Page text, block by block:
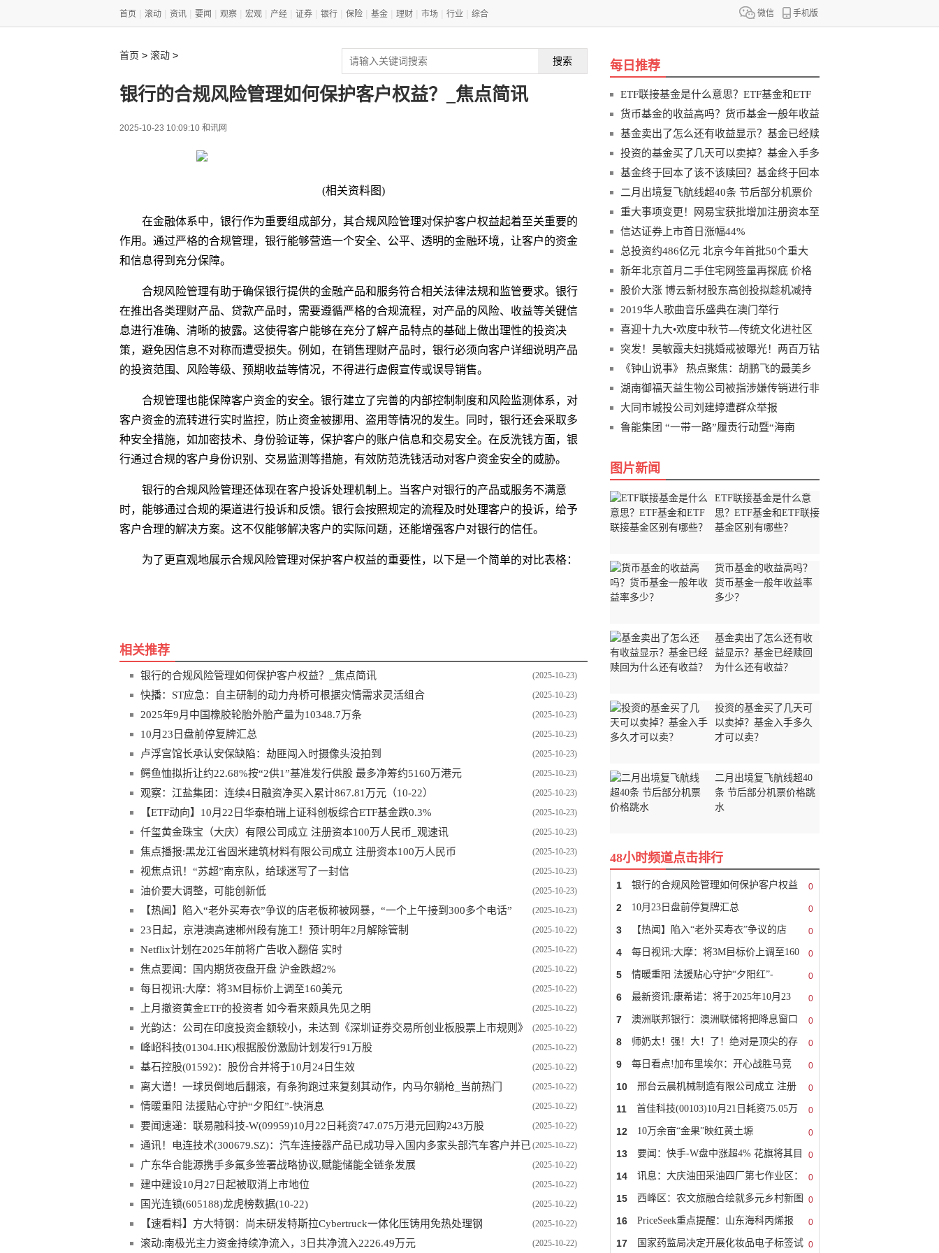
微信 手机版
首页 滚动 资讯 要闻 观察 宏观 产经 证券 银行 保险 基金 理财 市场 行业 综合
首页 > 滚动 > 搜索
银行的合规风险管理如何保护客户权益？_焦点简讯
2025-10-23 10:09:10 和讯网
(相关资料图)
在金融体系中，银行作为重要组成部分，其合规风险管理对保护客户权益起着至关重要的
作用。通过严格的合规管理，银行能够营造一个安全、公平、透明的金融环境，让客户的资金
和信息得到充分保障。
合规风险管理有助于确保银行提供的金融产品和服务符合相关法律法规和监管要求。银行
在推出各类理财产品、贷款产品时，需要遵循严格的合规流程，对产品的风险、收益等关键信
息进行准确、清晰的披露。这使得客户能够在充分了解产品特点的基础上做出理性的投资决
策，避免因信息不对称而遭受损失。例如，在销售理财产品时，银行必须向客户详细说明产品
的投资范围、风险等级、预期收益等情况，不得进行虚假宣传或误导销售。
合规管理也能保障客户资金的安全。银行建立了完善的内部控制制度和风险监测体系，对
客户资金的流转进行实时监控，防止资金被挪用、盗用等情况的发生。同时，银行还会采取多
种安全措施，如加密技术、身份验证等，保护客户的账户信息和交易安全。在反洗钱方面，银
行通过合规的客户身份识别、交易监测等措施，有效防范洗钱活动对客户资金安全的威胁。
银行的合规风险管理还体现在客户投诉处理机制上。当客户对银行的产品或服务不满意
时，能够通过合规的渠道进行投诉和反馈。银行会按照规定的流程及时处理客户的投诉，给予
客户合理的解决方案。这不仅能够解决客户的实际问题，还能增强客户对银行的信任。
为了更直观地展示合规风险管理对保护客户权益的重要性，以下是一个简单的对比表格：
相关推荐
(2025-10-23)
银行的合规风险管理如何保护客户权益？_焦点简讯
(2025-10-23)
快播：ST应急：自主研制的动力舟桥可根据灾情需求灵活组合
(2025-10-23)
2025年9月中国橡胶轮胎外胎产量为10348.7万条
(2025-10-23)
10月23日盘前停复牌汇总
(2025-10-23)
卢浮宫馆长承认安保缺陷：劫匪闯入时摄像头没拍到
(2025-10-23)
鳄鱼恤拟折让约22.68%按“2供1”基准发行供股 最多净筹约5160万港元
(2025-10-23)
观察：江盐集团：连续4日融资净买入累计867.81万元（10-22）
(2025-10-23)
【ETF动向】10月22日华泰柏瑞上证科创板综合ETF基金跌0.3%
(2025-10-23)
仟玺黄金珠宝（大庆）有限公司成立 注册资本100万人民币_观速讯
(2025-10-23)
焦点播报:黑龙江省固米建筑材料有限公司成立 注册资本100万人民币
(2025-10-23)
视焦点讯！“苏超”南京队，给球迷写了一封信
(2025-10-23)
油价要大调整，可能创新低
(2025-10-23)
【热闻】陷入“老外买寿衣”争议的店老板称被网暴，“一个上午接到300多个电话”
(2025-10-22)
23日起，京港澳高速郴州段有施工！预计明年2月解除管制
(2025-10-22)
Netflix计划在2025年前将广告收入翻倍 实时
(2025-10-22)
焦点要闻：国内期货夜盘开盘 沪金跌超2%
(2025-10-22)
每日视讯:大摩：将3M目标价上调至160美元
(2025-10-22)
上月撤资黄金ETF的投资者 如今看来颇具先见之明
(2025-10-22)
光韵达：公司在印度投资金额较小，未达到《深圳证券交易所创业板股票上市规则》
规定的重大事项披露标准
(2025-10-22)
峰岹科技(01304.HK)根据股份激励计划发行91万股
(2025-10-22)
基石控股(01592)：股份合并将于10月24日生效
(2025-10-22)
离大谱！一球员倒地后翻滚，有条狗跑过来复刻其动作，内马尔躺枪_当前热门
(2025-10-22)
情暖重阳 法援贴心守护“夕阳红”-快消息
(2025-10-22)
要闻速递：联易融科技-W(09959)10月22日耗资747.075万港元回购243万股
(2025-10-22)
通讯！电连技术(300679.SZ)：汽车连接器产品已成功导入国内多家头部汽车客户并已
实现大规模供货
(2025-10-22)
广东华合能源携手多氟多签署战略协议,赋能储能全链条发展
(2025-10-22)
建中建设10月27日起被取消上市地位
(2025-10-22)
国光连锁(605188)龙虎榜数据(10-22)
(2025-10-22)
【速看料】方大特钢：尚未研发特斯拉Cybertruck一体化压铸用免热处理钢
(2025-10-22)
滚动:南极光主力资金持续净流入，3日共净流入2226.49万元
每日推荐
ETF联接基金是什么意思？ETF基金和ETF
联
货币基金的收益高吗？货币基金一般年收益
基金卖出了怎么还有收益显示？基金已经赎
投资的基金买了几天可以卖掉？基金入手多
基金终于回本了该不该赎回？基金终于回本
二月出境复飞航线超40条 节后部分机票价
重大事项变更！网易宝获批增加注册资本至
信达证券上市首日涨幅44%
总投资约486亿元 北京今年首批50个重大
新年北京首月二手住宅网签量再探底 价格
股价大涨 博云新材股东高创投拟趁机减持
2019华人歌曲音乐盛典在澳门举行
喜迎十九大•欢度中秋节—传统文化进社区
突发！吴敏霞夫妇挑婚戒被曝光！两百万钻
《钟山说事》 热点聚焦：胡鹏飞的最美乡
湖南御福天益生物公司被指涉嫌传销进行非
大同市城投公司刘建婷遭群众举报
鲁能集团 “一带一路”履责行动暨“海南
图片新闻
ETF联接基金是什么意
思？ETF基金和ETF联接
基金区别有哪些？
货币基金的收益高吗？
货币基金一般年收益率
多少？
基金卖出了怎么还有收
益显示？基金已经赎回
为什么还有收益？
投资的基金买了几天可
以卖掉？基金入手多久
才可以卖？
二月出境复飞航线超40
条 节后部分机票价格跳
水
48小时频道点击排行
0
1 银行的合规风险管理如何保护客户权益
0
2 10月23日盘前停复牌汇总
0
3 【热闻】陷入“老外买寿衣”争议的店
0
4 每日视讯:大摩：将3M目标价上调至160
0
5 情暖重阳 法援贴心守护“夕阳红”-
0
6 最新资讯:康希诺：将于2025年10月23
0
7 澳洲联邦银行：澳洲联储将把降息窗口
0
8 师奶太！强！大！了！绝对是顶尖的存
0
9 每日看点!加布里埃尔：开心战胜马竞
0
10 邢台云晨机械制造有限公司成立 注册
0
11 首佳科技(00103)10月21日耗资75.05万
0
12 10万余亩“金果”映红黄土塬
0
13 要闻：快手-W盘中涨超4% 花旗将其目
0
14 讯息：大庆油田采油四厂第七作业区：
0
15 西峰区：农文旅融合绘就多元乡村新图
0
16 PriceSeek重点提醒：山东海科丙烯报
0
17 国家药监局决定开展化妆品电子标签试